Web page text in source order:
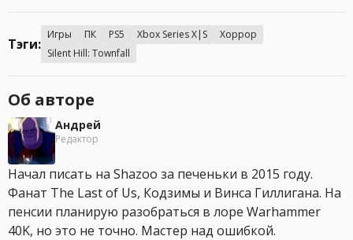
Тэги:
Игры ПК PS5 Xbox Series X|S
Хоррор
Silent Hill: Townfall
Об авторе
Андрей
Редактор
Начал писать на Shazoo за печеньки в 2015 году.
Фанат The Last of Us, Кодзимы и Винса Гиллигана. На
пенсии планирую разобраться в лоре Warhammer
40K, но это не точно. Мастер над ошибкой.